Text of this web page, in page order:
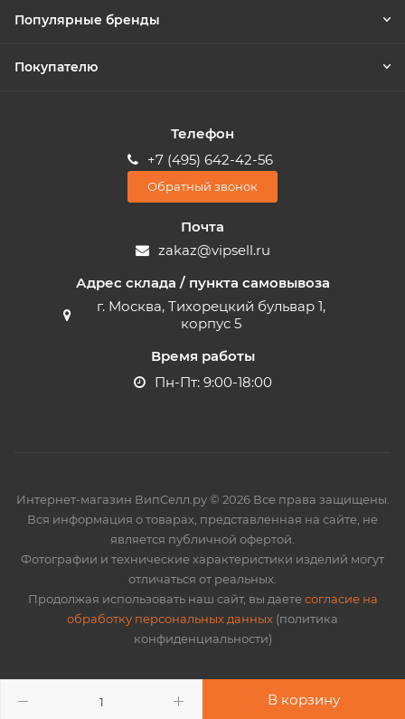
В корзину
Популярные бренды
Покупателю
Телефон
+7 (495) 642-42-56
Обратный звонок
Почта
zakaz@vipsell.ru
Адрес склада / пункта самовывоза
г. Москва, Тихорецкий бульвар 1,
корпус 5
Время работы
Пн-Пт: 9:00-18:00
Интернет-магазин ВипСелл.ру © 2026 Все права защищены.
Вся информация о товарах, представленная на сайте, не
является публичной офертой.
Фотографии и технические характеристики изделий могут
отличаться от реальных.
Продолжая использовать наш сайт, вы даетесогласие на
обработку персональных данных (политика
конфиденциальности)